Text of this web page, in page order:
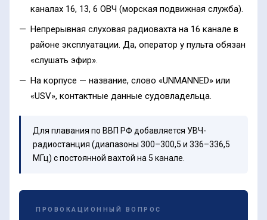
каналах 16, 13, 6 ОВЧ (морская подвижная служба).
Непрерывная слуховая радиовахта на 16 канале в
районе эксплуатации. Да, оператор у пульта обязан
«слушать эфир».
На корпусе — название, слово «UNMANNED» или
«USV», контактные данные судовладельца.
Для плавания по ВВП РФ добавляется УВЧ-
радиостанция (диапазоны 300–300,5 и 336–336,5
МГц) с постоянной вахтой на 5 канале.
ПРОВОКАЦИОННЫЙ ВОПРОС